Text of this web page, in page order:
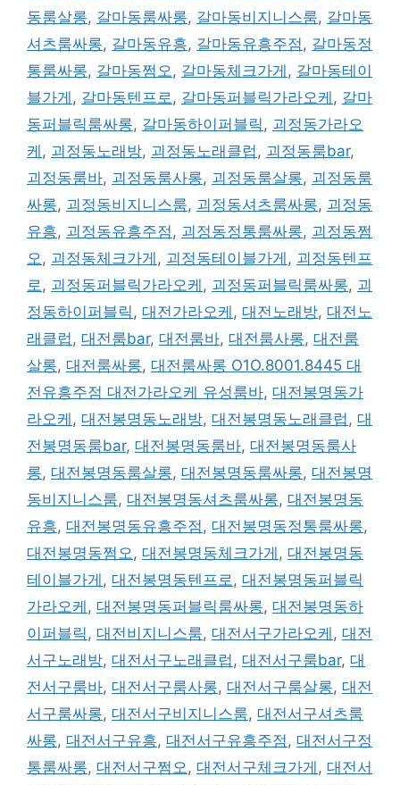
동룸살롱, 갈마동룸싸롱, 갈마동비지니스룸, 갈마동
셔츠룸싸롱, 갈마동유흥, 갈마동유흥주점, 갈마동정
통룸싸롱, 갈마동쩜오, 갈마동체크가게 , 갈마동테이
블가게 , 갈마동텐프로, 갈마동퍼블릭가라오케 , 갈마
동퍼블릭룸싸롱, 갈마동하이퍼블릭, 괴정동가라오
케 , 괴정동노래방, 괴정동노래클럽, 괴정동룸bar,
괴정동룸바, 괴정동룸사롱, 괴정동룸살롱, 괴정동룸
싸롱, 괴정동비지니스룸, 괴정동셔츠룸싸롱, 괴정동
유흥, 괴정동유흥주점, 괴정동정통룸싸롱, 괴정동쩜
오, 괴정동체크가게 , 괴정동테이블가게 , 괴정동텐프
로, 괴정동퍼블릭가라오케 , 괴정동퍼블릭룸싸롱, 괴
정동하이퍼블릭, 대전가라오케 , 대전노래방, 대전노
래클럽, 대전룸bar, 대전룸바, 대전룸사롱, 대전룸
살롱, 대전룸싸롱, 대전룸싸롱 O1O.8001.8445 대
전유흥주점 대전가라오케 유성룸바, 대전봉명동가
라오케 , 대전봉명동노래방, 대전봉명동노래클럽, 대
전봉명동룸bar, 대전봉명동룸바, 대전봉명동룸사
롱, 대전봉명동룸살롱, 대전봉명동룸싸롱, 대전봉명
동비지니스룸, 대전봉명동셔츠룸싸롱, 대전봉명동
유흥, 대전봉명동유흥주점, 대전봉명동정통룸싸롱,
대전봉명동쩜오, 대전봉명동체크가게 , 대전봉명동
테이블가게 , 대전봉명동텐프로, 대전봉명동퍼블릭
가라오케 , 대전봉명동퍼블릭룸싸롱, 대전봉명동하
이퍼블릭, 대전비지니스룸, 대전서구가라오케 , 대전
서구노래방, 대전서구노래클럽, 대전서구룸bar, 대
전서구룸바, 대전서구룸사롱, 대전서구룸살롱, 대전
서구룸싸롱, 대전서구비지니스룸, 대전서구셔츠룸
싸롱, 대전서구유흥, 대전서구유흥주점, 대전서구정
통룸싸롱, 대전서구쩜오, 대전서구체크가게 , 대전서